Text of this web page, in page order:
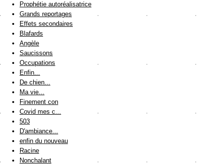
Prophétie autoréalisatrice
Grands reportages
Effets secondaires
Blafards
Angèle
Saucissons
Occupations
Enfin...
De chien...
Ma vie...
Finement con
Covid mes c...
503
D'ambiance...
enfin du nouveau
Racine
Nonchalant